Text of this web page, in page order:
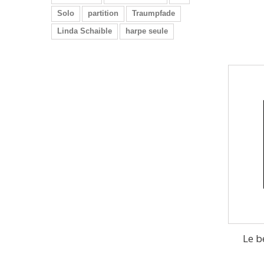
Solo partition
Traumpfade
Linda Schaible
harpe seule
Le